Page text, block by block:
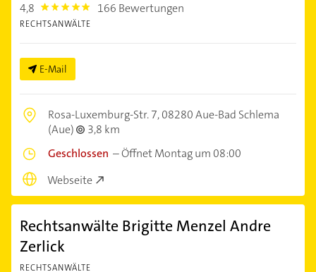
4,8 4.8 166 Bewertungen
RECHTSANWÄLTE
E-Mail
Rosa-Luxemburg-Str. 7,08280 Aue-Bad Schlema
(Aue)
3,8 km
Geschlossen –Öffnet Montag um 08:00
Webseite
Rechtsanwälte Brigitte Menzel Andre
Zerlick
RECHTSANWÄLTE